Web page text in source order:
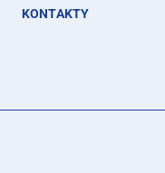
KONTAKTY